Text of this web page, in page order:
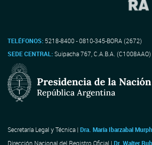
TELÉFONOS: 5218-8400 - 0810-345-BORA (2672)
SEDE CENTRAL:Suipacha 767, C.A.B.A. (C1008AAO)
Secretaría Legal y Técnica | Dra. María Ibarzabal
Dirección Nacional del Registro Oficial | Dr. Walter